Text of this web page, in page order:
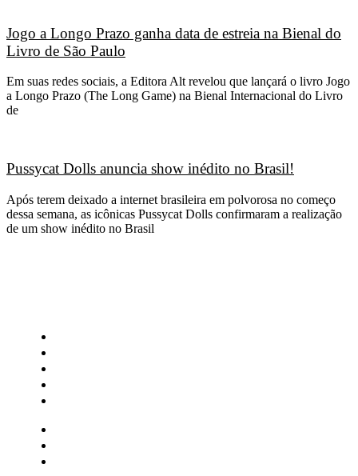
Jogo a Longo Prazo ganha data de estreia na Bienal do
Livro de São Paulo
Em suas redes sociais, a Editora Alt revelou que lançará o livro Jogo
a Longo Prazo (The Long Game) na Bienal Internacional do Livro
de
Pussycat Dolls anuncia show inédito no Brasil!
Após terem deixado a internet brasileira em polvorosa no começo
dessa semana, as icônicas Pussycat Dolls confirmaram a realização
de um show inédito no Brasil